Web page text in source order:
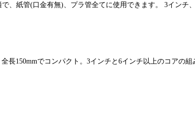
、紙管(口金有無)、プラ管全てに使用できます。 3イン
長150mmでコンパクト。3インチと6インチ以上のコアの